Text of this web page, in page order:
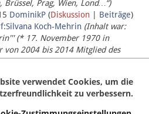
Prag, Wien, Lond…“)
DominikP (Diskussion Beiträge)
Koch-Mehrin (Inhalt war:
(* 17. November 1970 in
von 2004 bis 2014 Mitglied des
seit November 2014 ist sie für
verwendet Cookies, um die
zu verbessern.